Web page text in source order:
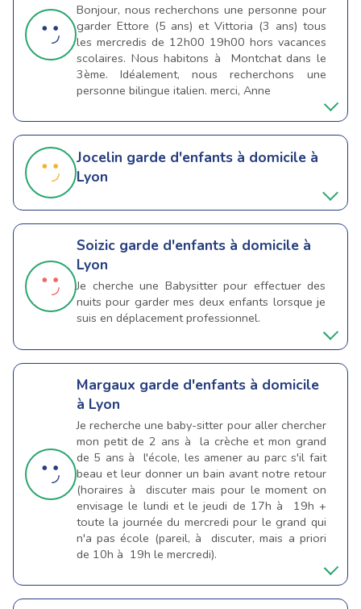
Bonjour, nous recherchons une personne pour
garder Ettore (5 ans) et Vittoria (3 ans) tous
les mercredis de 12h00 19h00 hors vacances
scolaires. Nous habitons à Montchat dans le
3ème. Idéalement, nous recherchons une
personne bilingue italien. merci, Anne
Jocelin garde d'enfants à domicile à
Lyon
Soizic garde d'enfants à domicile à
Lyon
Je cherche une Babysitter pour effectuer des
nuits pour garder mes deux enfants lorsque je
suis en déplacement professionnel.
Margaux garde d'enfants à domicile
à Lyon
Je recherche une baby-sitter pour aller chercher
mon petit de 2 ans à la crèche et mon grand
de 5 ans à l'école, les amener au parc s'il fait
beau et leur donner un bain avant notre retour
(horaires à discuter mais pour le moment on
envisage le lundi et le jeudi de 17h à 19h +
toute la journée du mercredi pour le grand qui
n'a pas école (pareil, à discuter, mais a priori
de 10h à 19h le mercredi).